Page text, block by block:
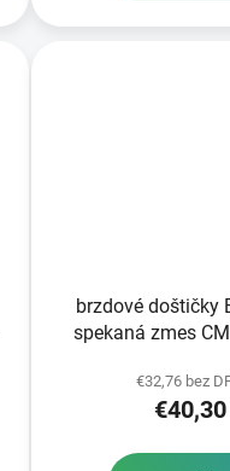
brzdové doštičky
spekaná zmes
€32,76 bez
€40,30